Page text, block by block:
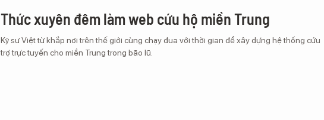
Thức xuyên đêm làm web cứu hộ miền Trung
Kỹ sư Việt từ khắp nơi trên thế giới cùng chạy đua với thời gian để xây dựng hệ thống cứu
trợ trực tuyến cho miền Trung trong bão lũ.